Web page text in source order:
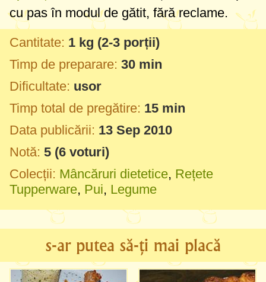
cu pas în modul de gătit, fără reclame.
Cantitate: 1 kg (2-3 porții)
Timp de preparare: 30 min
Dificultate: usor
Timp total de pregătire: 15 min
Data publicării: 13 Sep 2010
Notă: 5 (6 voturi)
Colecții: Mâncăruri dietetice, Rețete
Tupperware, Pui, Legume
s-ar putea să-ți mai placă